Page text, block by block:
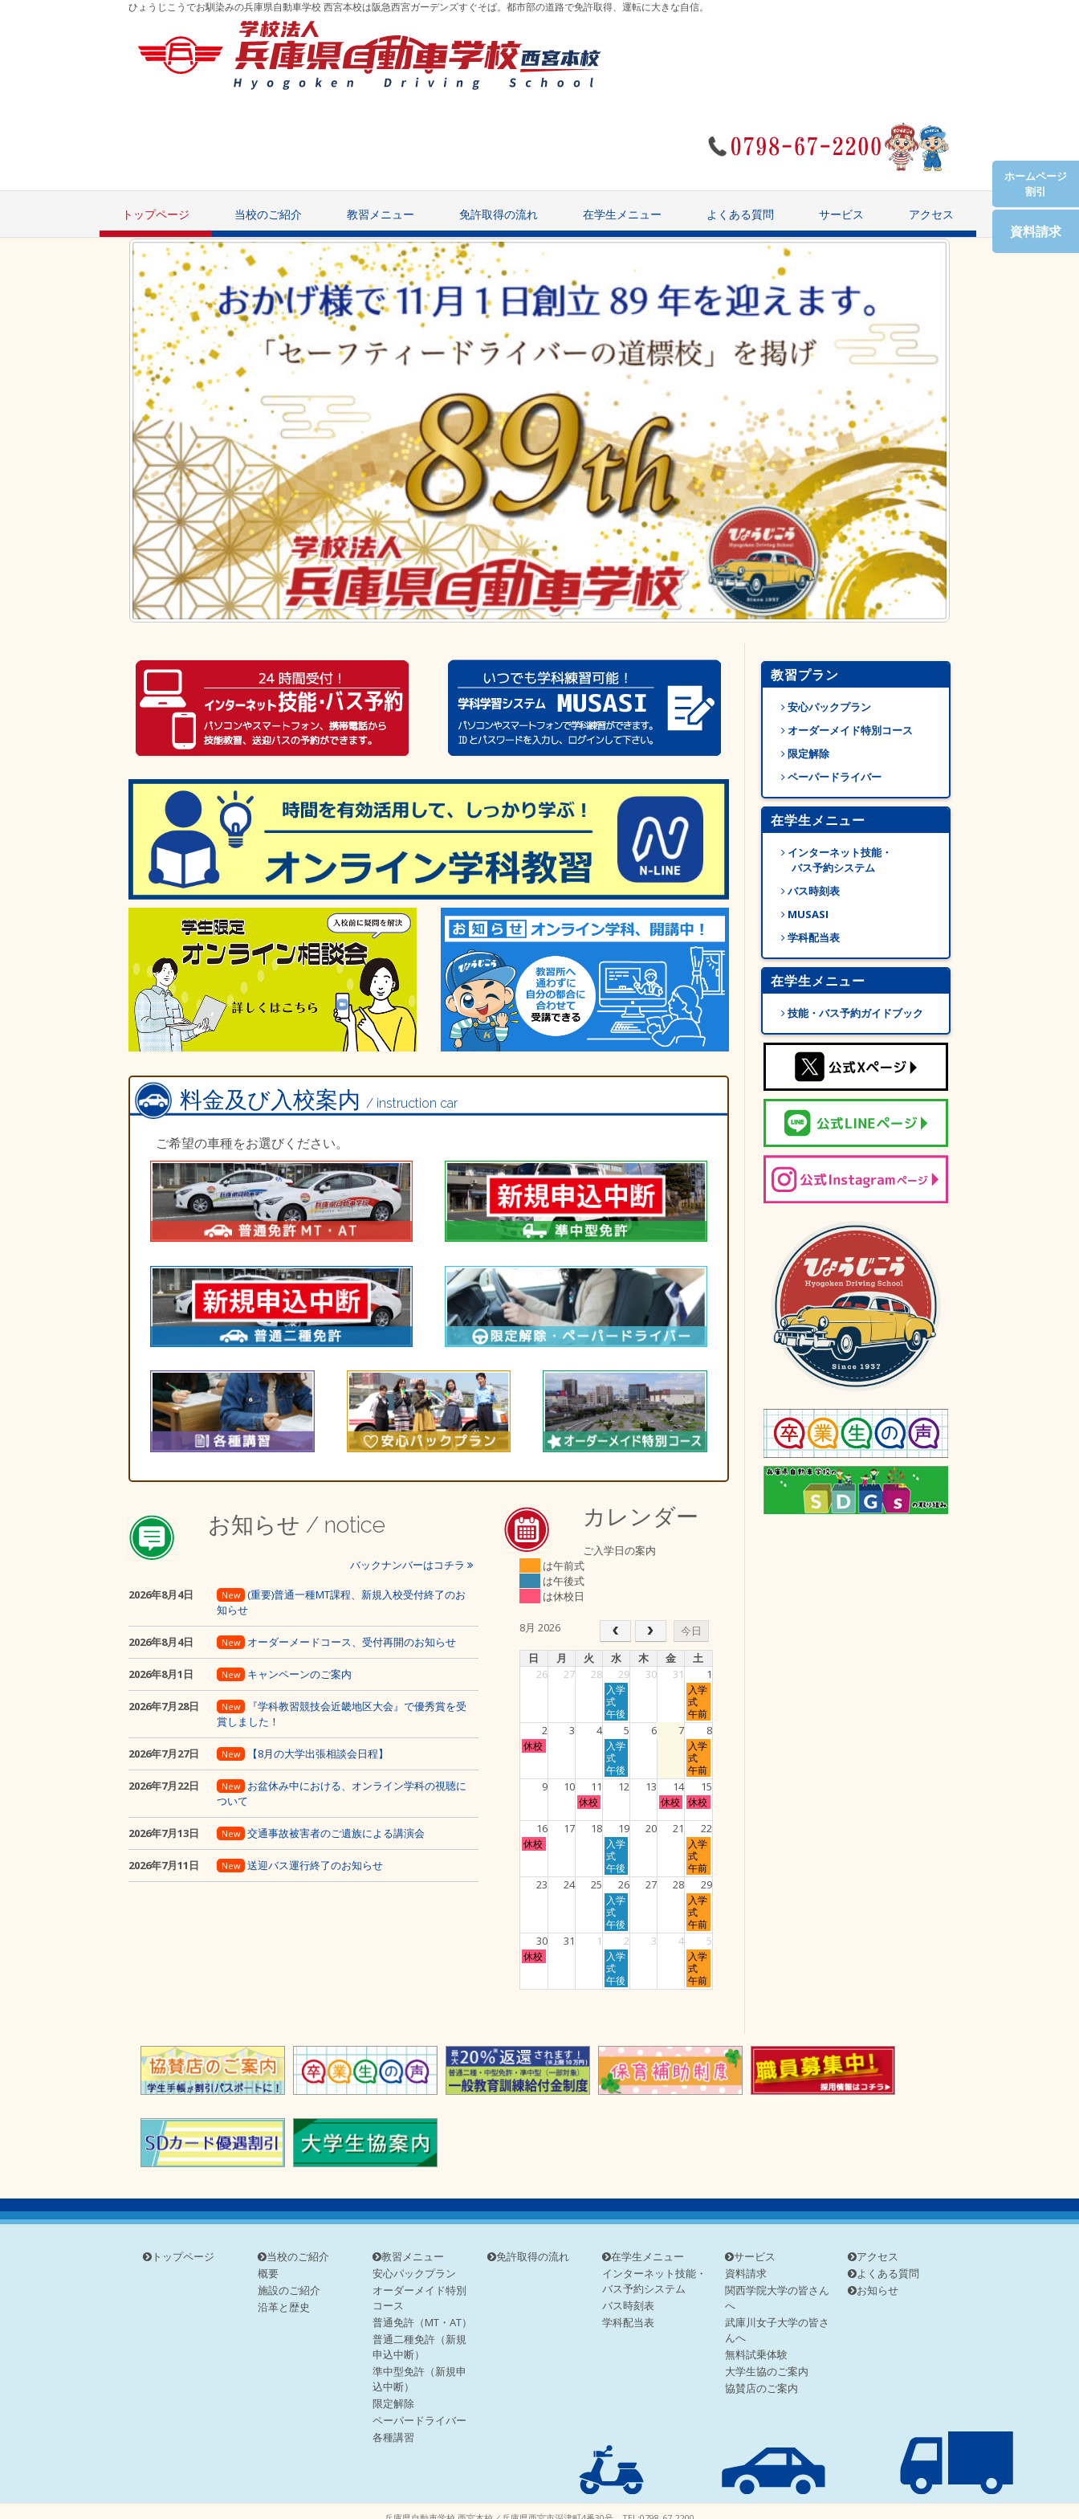
ひょうじこうでお馴染みの兵庫県自動車学校 西宮本校は阪急西宮ガーデンズすぐそば。都市部の道路で免許取得、運転に大きな自信。
トップページ 当校のご紹介 教習メニュー 免許取得の流れ 在学生メニュー よくある質問 サービス アクセス
ホームページ
割引
資料請求
料金及び入校案内 / instruction car
ご希望の車種をお選びください。
お知らせ / notice
バックナンバーはコチラ
2026年8月4日 New (重要)普通一種MT課程、新規入校受付終了のお
知らせ
2026年8月4日 New オーダーメードコース、受付再開のお知らせ
2026年8月1日 New キャンペーンのご案内
2026年7月28日 New
『学科教習競技会近畿地区大会』で優秀賞を受
賞しました！
2026年7月27日 New 【8月の大学出張相談会日程】
2026年7月22日 New
お盆休み中における、オンライン学科の視聴に
ついて
2026年7月13日 New 交通事故被害者のご遺族による講演会
2026年7月11日 New 送迎バス運行終了のお知らせ
カレンダー
ご入学日の案内
は午前式
は午後式
は休校日
8月 2026 今日
日 月 火 水 木 金
土
26
27 28 29 30 31 1
水
曜
日,
7
月
29th
2026
入学
式
午後
土
曜
日,
8
月
1st
2026
入学
式
午前
2 3 4 5 6 7 8
日
曜
8
休校
水
曜
日,
8
入学
式
午後
土
曜
日,
8
月
8th
入学
式
午前
9 10 11 12 13 14 15
火
曜
日,
休校
金
曜
日,
休校
土
曜
日,
8
月
15th
2026
休校
16 17 18 19 20 21 22
日
曜
8
休校
水
曜
日,
8
月
19th
2026
入学
式
午後
土
曜
日,
8
月
22nd
2026
入学
式
午前
23 24 25 26 27 28 29
水
曜
日,
8
月
26th
2026
入学
式
午後
土
曜
日,
8
月
29th
2026
入学
式
午前
30 31 1 2 3 4 5
日
曜
8
休校
水
曜
日,
9
入学
式
午後
土
曜
日,
9
入学
式
午前
教習プラン
安心パックプラン
オーダーメイド特別コース
限定解除
ペーパードライバー
在学生メニュー
インターネット技能・
バス予約システム
バス時刻表
MUSASI
学科配当表
在学生メニュー
技能・バス予約ガイドブック
トップページ
当校のご紹介
概要
施設のご紹介
沿革と歴史
教習メニュー
安心パックプラン
オーダーメイド特別
コース
普通免許（MT・AT）
普通二種免許（新規
申込中断）
準中型免許（新規申
込中断）
限定解除
ペーパードライバー
各種講習
免許取得の流れ
在学生メニュー
インターネット技能・
バス予約システム
バス時刻表
学科配当表
サービス
資料請求
関西学院大学の皆さん
へ
武庫川女子大学の皆さ
んへ
無料試乗体験
大学生協のご案内
協賛店のご案内
アクセス
よくある質問
お知らせ